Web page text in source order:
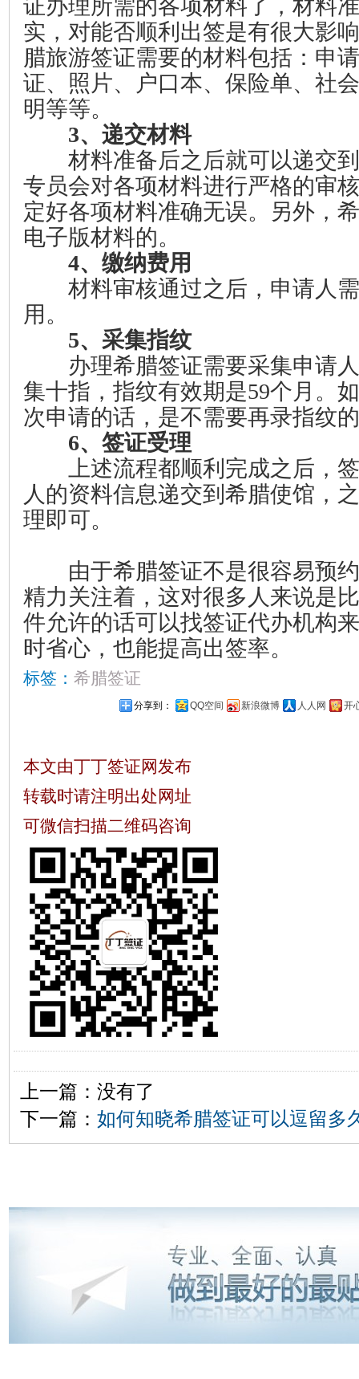
证办理所需的各项材料了，材料
实，对能否顺利出签是有很大影
腊旅游签证需要的材料包括：申
证、照片、户口本、保险单、社
明等等。
3、递交材料
材料准备后之后就可以递交到
专员会对各项材料进行严格的审
定好各项材料准确无误。另外，
电子版材料的。
4、缴纳费用
材料审核通过之后，申请人需
用。
5、采集指纹
办理希腊签证需要采集申请人
集十指，指纹有效期是59个月。
次申请的话，是不需要再录指纹
6、签证受理
上述流程都顺利完成之后，签
人的资料信息递交到希腊使馆，
理即可。
由于希腊签证不是很容易预约
精力关注着，这对很多人来说是
件允许的话可以找签证代办机构
时省心，也能提高出签率。
标签： 希腊签证
分享到： QQ空间 新浪微博 人人网 开
本文由丁丁签证网发布
转载时请注明出处网址
可微信扫描二维码咨询
上一篇：没有了
下一篇： 如何知晓希腊签证可以逗留多